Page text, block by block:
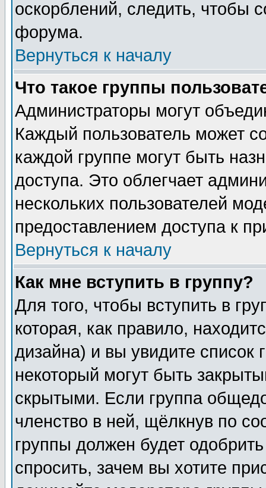
оскорблений, следить, чтобы
форума.
Вернуться к началу
Что такое группы
Администраторы могут
Каждый пользователь может
каждой группе могут быть
доступа. Это облегчает
нескольких пользователей
предоставлением доступа к
Вернуться к началу
Как мне вступить в группу?
Для того, чтобы вступить в
которая, как правило,
дизайна) и вы увидите список
некоторый могут быть
скрытыми. Если группа
членство в ней, щёлкнув по
группы должен будет
спросить, зачем вы хотите